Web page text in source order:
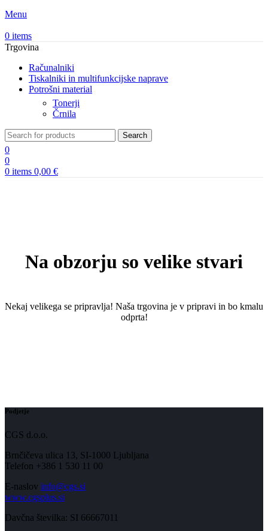
Menu
0 items
Trgovina
Računalniki
Tiskalniki in multifunkcijske naprave
Potrošni material
Tonerji
Črnila
Search
0
0
0 items 0,00 €
Na obzorju so velike stvari
Nekaj ​​velikega se pripravlja! Naša trgovina je v pripravi in ​​bo kmalu
odprta!
Podjetje
CGS d.o.o.
Brnčičeva ulica 13, SI-1000 Ljubljana
Telefon +386 1 530 11 00
E-naslov info@cgs.si
www.cgsplus.si
Davčna številka: SI 66667011